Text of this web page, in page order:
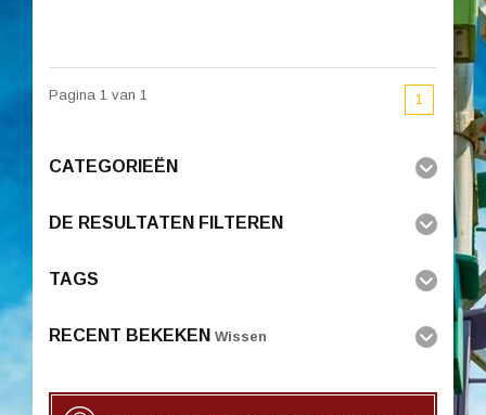
Pagina 1 van 1 1
CATEGORIEËN
DE RESULTATEN FILTEREN
TAGS
RECENT BEKEKEN Wissen